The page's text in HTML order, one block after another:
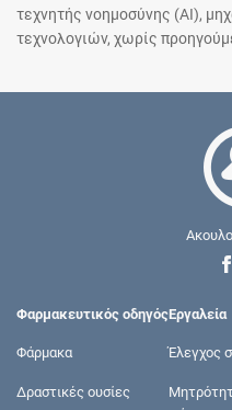
τεχνητής νοημοσύνης (AI),
τεχνολογιών, χωρίς
Φαρμακευτικός οδηγός
Φάρμακα
Δραστικές ουσίες
Εργαλεία
Έλεγχος